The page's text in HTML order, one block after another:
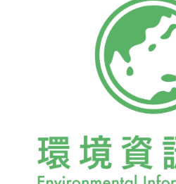
泰證券董事長莊順裕表示，在武
情影響之下，全球股票、債券等
狀況，「只有採用 ESG 策略作
資金淨流入，永續型的基金竟然
望台灣，2020年7月10日由國泰
息 ETF （00878）在短短三天
幣，透露出投資人對於ESG的需